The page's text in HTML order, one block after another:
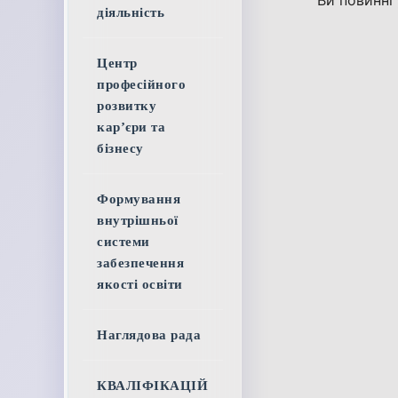
діяльність
Центр
професійного
розвитку
кар’єри та
бізнесу
Формування
внутрішньої
системи
забезпечення
якості освіти
Наглядова рада
КВАЛІФІКАЦІЙ